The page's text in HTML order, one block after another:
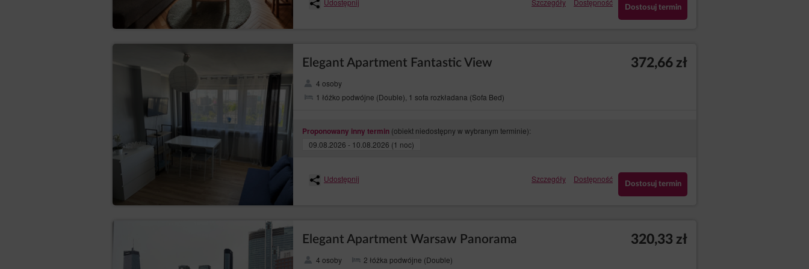
maszynowego danych osobowych jej dotyczących, które dostarczyła Administratorowi danych, oraz żądania przesłania tych danych innemu
Administratorowi, jeżeli dane są przetwarzane na podstawie zgody osoby, której dane dotyczą, lub umowy z nią zawartej oraz jeżeli dane są
przetwarzane w sposób zautomatyzowany;
do sprzeciwu (art. 21 RODO)
prawnie uzasadnionych podstaw do przetwarzania, nadrzędnych wobec interesów, praw i wolności osób, których dane dotyczą, lub podstaw do
ustalenia, dochodzenia lub obrony roszczeń. Jeżeli zgodnie z oceną interesy osoby, której dane dotyczą, będą ważniejsze od interesów
administratora, Administrator danych będzie zobowiązany zaprzestać przetwarzania danych w tych celach;
w każdym momencie i bez podawania przyczyny, lecz przetwarzanie danych osobowych dokonane przed cofnięciem zgody
nadal pozostanie zgodne z prawem. Cofnięcie zgody spowoduje zaprzestanie przetwarzania przez Administratora danych osobowych w celu, w
którym zgoda ta została wyrażona.
Aby skorzystać z wyżej wymienionych praw, osoba, której dane dotyczą, powinna skontaktować się, wykorzystując podane dane kontaktowe, z
Administratorem danych i poinformować go, z którego prawa i w jakim zakresie chce skorzystać.
Prezes Urzędu Ochrony Danych Osobowych
Osoba, której dane dotyczą, ma prawo wnieść skargę do organu nadzoru, którym w Polsce jest Prezes Urzędu Ochrony Danych Osobowych z siedzibą w
Warszawie, ul. Stawki 2, z którym można kontaktować się w następujący sposób:
przez elektroniczną skrzynkę podawczą dostępną na stronie: https://www.uodo.gov.pl/pl/p/kontakt ;
Inspektor Ochrony Danych
Udostępnij Szczegóły Dostępność
Dostosuj termin
Elegant Apartment Fantastic View
4 osoby
1 łóżko podwójne (Double), 1 sofa rozkładana (Sofa Bed)
372,66 zł
Proponowany inny termin (obiekt niedostępny w wybranym terminie):
09.08.2026 - 10.08.2026 (1 noc)
Udostępnij Szczegóły Dostępność
Dostosuj termin
Elegant Apartment Warsaw Panorama
4 osoby 2 łóżka podwójne (Double)
320,33 zł